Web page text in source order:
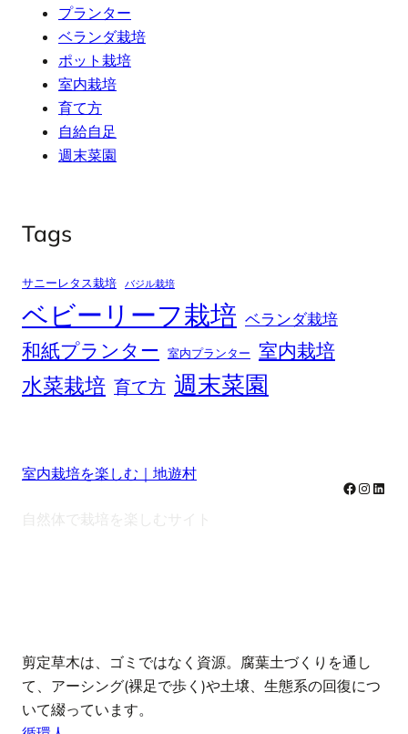
プランター
ベランダ栽培
ポット栽培
室内栽培
育て方
自給自足
週末菜園
Tags
サニーレタス栽培 バジル栽培
ベビーリーフ栽培 ベランダ栽培
和紙プランター 室内プランター 室内栽培
水菜栽培 育て方 週末菜園
室内栽培を楽しむ｜地遊村
自然体で栽培を楽しむサイト
Facebook
剪定草木は、ゴミではなく資源。腐葉土づくりを通し
て、アーシング(裸足で歩く)や土壌、生態系の回復につ
いて綴っています。